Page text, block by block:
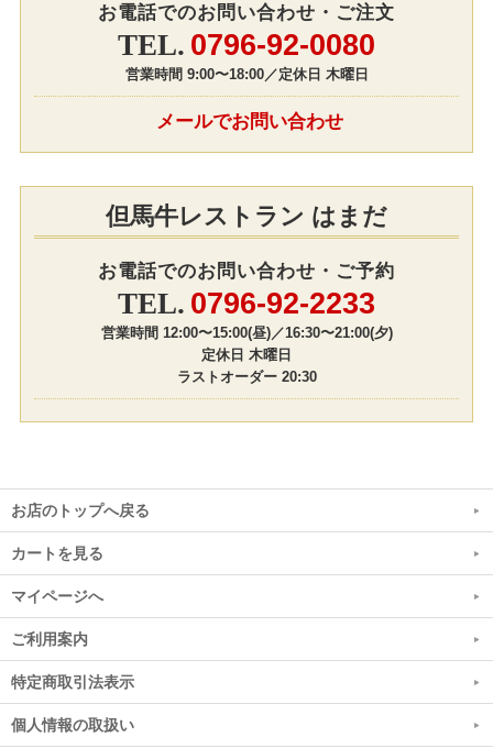
お電話でのお問い合わせ・ご注文
0796-92-0080
営業時間 9:00〜18:00／定休日 木曜日
メールでお問い合わせ
但馬牛レストラン はまだ
お電話でのお問い合わせ・ご予約
0796-92-2233
営業時間 12:00〜15:00(昼)／16:30〜21:00(夕)
定休日 木曜日
ラストオーダー 20:30
お店のトップへ戻る
カートを見る
マイページへ
ご利用案内
特定商取引法表示
個人情報の取扱い